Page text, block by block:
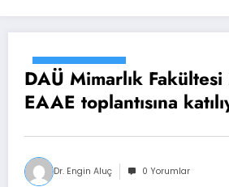
Ağustos 25, 2015
DAÜ Mimarlık
EAAE toplantısına
Dr. Engin Aluç 0 Yorumlar